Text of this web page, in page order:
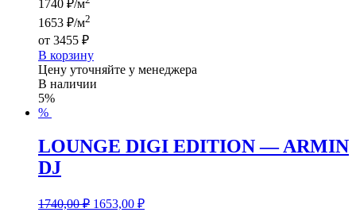
1740 ₽/м
1653 ₽/м2
от 3455 ₽
В корзину
Цену уточняйте у менеджера
В наличии
5%
%
LOUNGE DIGI EDITION — ARMIN
DJ
1740,00₽ 1653,00 ₽